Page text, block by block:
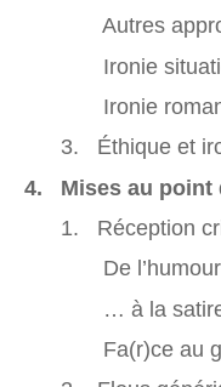
Autres
Ironie
Ironie
3. Éthique et
4. Mises au point
1. Réception
De
… à la satire et
Fa(r)ce au